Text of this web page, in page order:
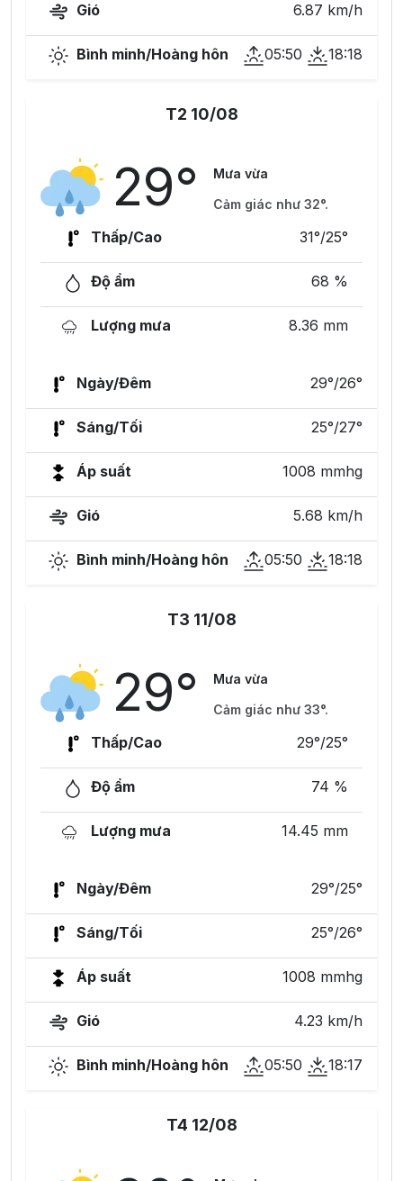
Gió 6.87 km/h
Bình minh/Hoàng hôn 05:50 18:18
T2 10/08
29°
Mưa vừa
Cảm giác như 32°.
Thấp/Cao 31°/25°
Độ ẩm 68 %
Lượng mưa 8.36 mm
Ngày/Đêm 29°/26°
Sáng/Tối 25°/27°
Áp suất 1008 mmhg
Gió 5.68 km/h
Bình minh/Hoàng hôn 05:50 18:18
T3 11/08
29°
Mưa vừa
Cảm giác như 33°.
Thấp/Cao 29°/25°
Độ ẩm 74 %
Lượng mưa 14.45 mm
Ngày/Đêm 29°/25°
Sáng/Tối 25°/26°
Áp suất 1008 mmhg
Gió 4.23 km/h
Bình minh/Hoàng hôn 05:50 18:17
T4 12/08